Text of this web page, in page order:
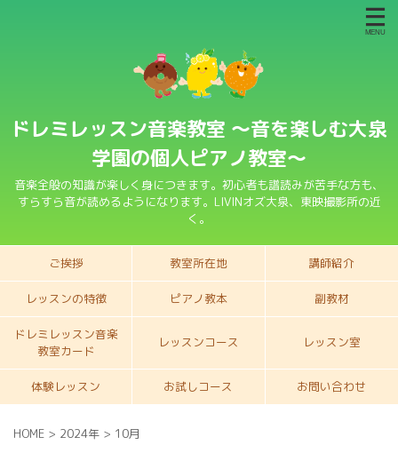
ドレミレッスン音楽教室 〜音を楽しむ大泉
学園の個人ピアノ教室〜
音楽全般の知識が楽しく身につきます。初心者も譜読みが苦手な方も、
すらすら音が読めるようになります。LIVINオズ大泉、東映撮影所の近
く。
ご挨拶 教室所在地 講師紹介
レッスンの特徴 ピアノ教本 副教材
ドレミレッスン音楽
教室カード
レッスンコース レッスン室
体験レッスン お試しコース お問い合わせ
HOME > 2024年 > 10月